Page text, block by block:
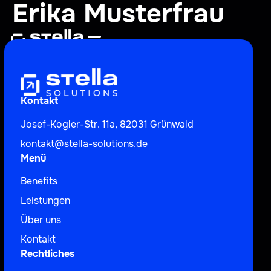
Erika Musterfrau
Kontakt
Josef-Kogler-Str. 11a, 82031 Grünwald
kontakt@stella-solutions.de
Menü
Benefits
Leistungen
Über uns
Kontakt
Rechtliches